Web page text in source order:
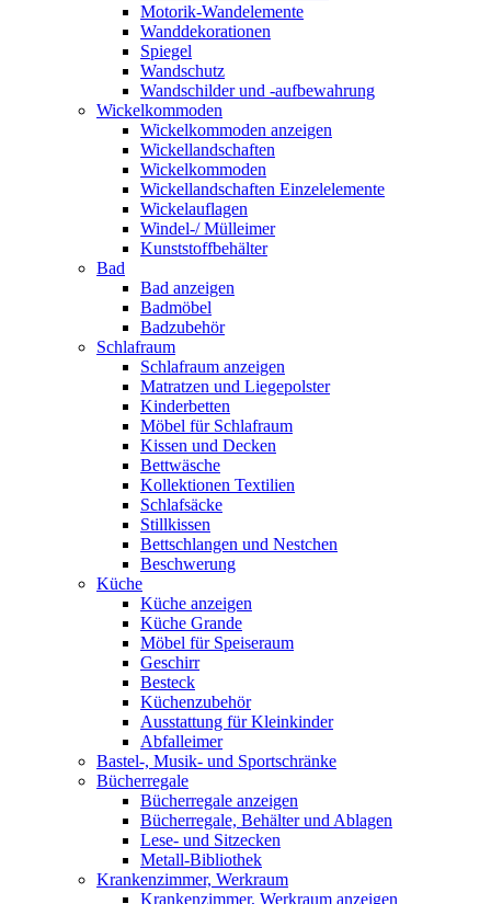
Motorik-Wandelemente
Wanddekorationen
Spiegel
Wandschutz
Wandschilder und -aufbewahrung
Wickelkommoden
Wickelkommoden anzeigen
Wickellandschaften
Wickelkommoden
Wickellandschaften Einzelelemente
Wickelauflagen
Windel-/ Mülleimer
Kunststoffbehälter
Bad
Bad anzeigen
Badmöbel
Badzubehör
Schlafraum
Schlafraum anzeigen
Matratzen und Liegepolster
Kinderbetten
Möbel für Schlafraum
Kissen und Decken
Bettwäsche
Kollektionen Textilien
Schlafsäcke
Stillkissen
Bettschlangen und Nestchen
Beschwerung
Küche
Küche anzeigen
Küche Grande
Möbel für Speiseraum
Geschirr
Besteck
Küchenzubehör
Ausstattung für Kleinkinder
Abfalleimer
Bastel-, Musik- und Sportschränke
Bücherregale
Bücherregale anzeigen
Bücherregale, Behälter und Ablagen
Lese- und Sitzecken
Metall-Bibliothek
Krankenzimmer, Werkraum
Krankenzimmer, Werkraum anzeigen